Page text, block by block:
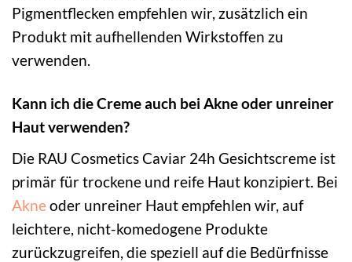
Pigmentflecken empfehlen wir, zusätzlich ein
Produkt mit aufhellenden Wirkstoffen zu
verwenden.
Kann ich die Creme auch bei Akne oder unreiner
Haut verwenden?
Die RAU Cosmetics Caviar 24h Gesichtscreme ist
primär für trockene und reife Haut konzipiert. Bei
Akneoder unreiner Haut empfehlen wir, auf
leichtere, nicht-komedogene Produkte
zurückzugreifen, die speziell auf die Bedürfnisse